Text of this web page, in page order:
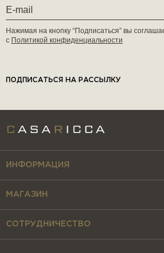
Нажимая на кнопку “Подписаться” вы
с Политикой конфиденциальности
ПОДПИСАТЬСЯ НА РАССЫЛКУ
ИНФОРМАЦИЯ
МАГАЗИН
СОТРУДНИЧЕСТВО